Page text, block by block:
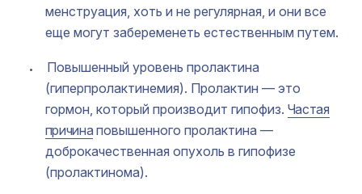
менструация, хоть и не регулярная, и они все
еще могут забеременеть естественным путем.
Повышенный уровень пролактина
(гиперпролактинемия). Пролактин — это
гормон, который производит гипофиз. Частая
причина повышенного пролактина —
доброкачественная опухоль в гипофизе
(пролактинома).